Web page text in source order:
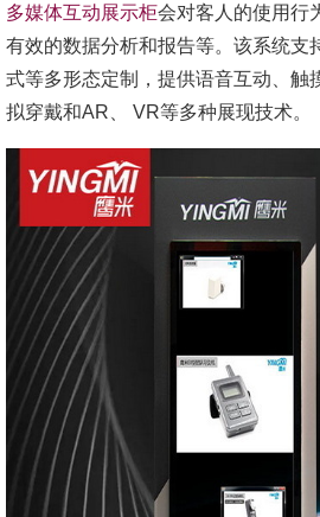
多媒体互动展示柜会对客人的使用行
有效的数据分析和报告等。该系统支
式等多形态定制，提供语音互动、触
拟穿戴和AR、 VR等多种展现技术。